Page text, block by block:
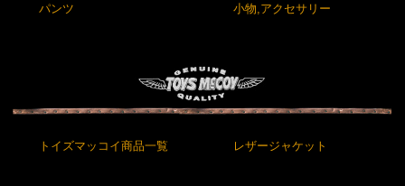
パンツ 小物,アクセサリー
トイズマッコイ商品一覧 レザージャケット